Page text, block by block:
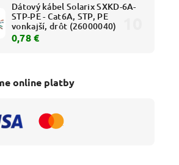
Dátový kábel Solarix SXKD-6A-
STP-PE - Cat6A, STP, PE
vonkajší, drôt (26000040)
0,78 €
online platby